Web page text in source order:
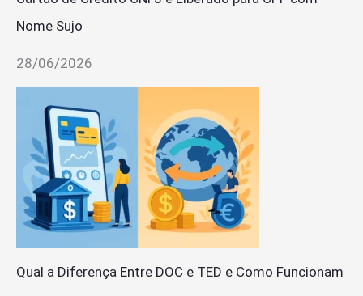
Nome Sujo
28/06/2026
Qual a Diferença Entre DOC e TED e Como Funcionam